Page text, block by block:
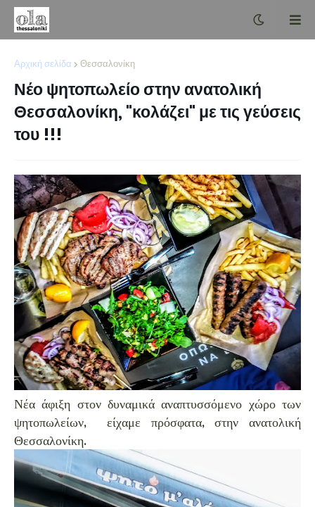
Αρχική σελίδα Θεσσαλονίκη
Νέο ψητοπωλείο στην ανατολική
Θεσσαλονίκη, "κολάζει" με τις γεύσεις
του !!!
Νέα άφιξη στον δυναμικά αναπτυσσόμενο χώρο των
ψητοπωλείων, είχαμε πρόσφατα, στην ανατολική
Θεσσαλονίκη.